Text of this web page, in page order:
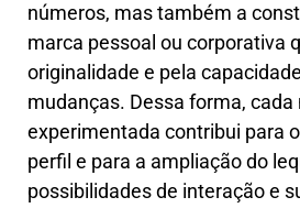
números, mas também a
marca pessoal ou corporativa
originalidade e pela
mudanças. Dessa forma,
experimentada contribui para
perfil e para a ampliação do
possibilidades de interação e